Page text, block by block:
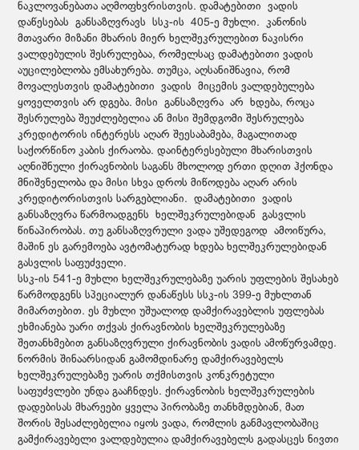
ნაკლოვანებათა აღმოფხვრისთვის. დამატებითი ვადის
დაწესებას განსაზღვრავს სსკ-ის 405-ე მუხლი. კანონის
მთავარი მიზანი მხარის მიერ ხელშეკრულებით ნაკისრი
ვალდებულის შესრულებაა, რომელსაც დამატებითი ვადის
აუცილებლობა ემსახურება. თუმცა, აღსანიშნავია, რომ
მოვალესთვის დამატებითი ვადის მიცემის ვალდებულება
ყოველთვის არ დგება. მისი განსაზღვრა არ ხდება, როცა
შესრულება შეუძლებელია ან მისი შემდგომი შესრულება
კრედიტორის ინტერესს აღარ შეესაბამება, მაგალითად
საქორწინო კაბის ქირაობა. დაინტერესებული მხარისთვის
აღნიშნული ქირავნობის საგანს მხოლოდ ერთი დღით ჰქონდა
მნიშვნელობა და მისი სხვა დროს მიწოდება აღარ არის
კრედიტორისთვის სარგებლიანი. დამატებითი ვადის
განსაზღვრა წარმოადგენს ხელშეკრულებიდან გასვლის
წინაპირობას. თუ განსაზღვრული ვადა უშედეგოდ ამოიწურა,
მაშინ ეს გარემოება ავტომატურად ხდება ხელშეკრულებიდან
გასვლის საფუძველი.
სსკ-ის 541-ე მუხლი ხელშეკრულებაზე უარის უფლების შესახებ
წარმოდგენს სპეციალურ დანაწესს სსკ-ის 399-ე მუხლთან
მიმართებით. ეს მუხლი უშუალოდ დამქირავებლის უფლებას
ეხმიანება უარი თქვას ქირავნობის ხელშეკრულებაზე
შეთანხმებით განსაზღვრული ქირავნობის ვადის ამოწურვამდე.
ნორმის შინაარსიდან გამომდინარე დამქირავებელს
ხელშეკრულებაზე უარის თქმისთვის კონკრეტული
საფუძვლები უნდა გააჩნდეს. ქირავნობის ხელშეკრულების
დადებისას მხარეები ყველა პირობაზე თანხმდებიან, მათ
შორის შესაძლებელია იყოს ვადა, რომლის განმავლობაშიც
გამქირავებელი ვალდებულია დამქირავებელს გადასცეს ნივთი